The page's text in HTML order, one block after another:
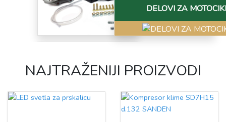
DELOVI ZA
NAJTRAŽENIJI PROIZVODI